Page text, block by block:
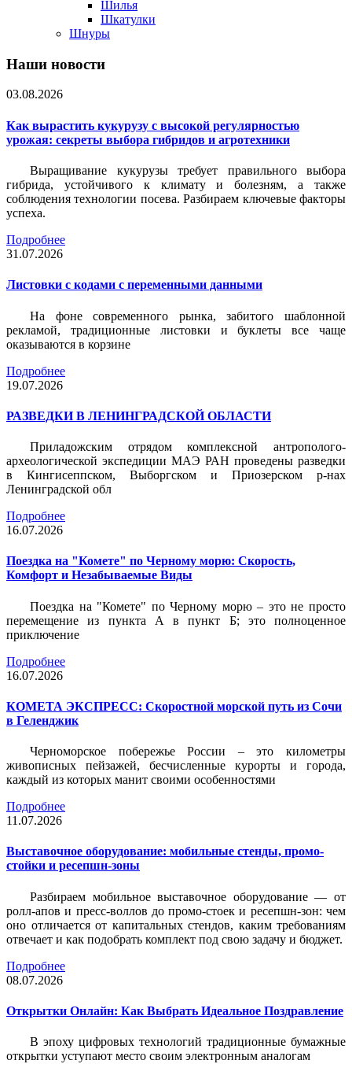
Шилья
Шкатулки
Шнуры
Наши новости
03.08.2026
Как вырастить кукурузу с высокой регулярностью
урожая: секреты выбора гибридов и агротехники
Выращивание кукурузы требует правильного выбора
гибрида, устойчивого к климату и болезням, а также
соблюдения технологии посева. Разбираем ключевые факторы
успеха.
Подробнее
31.07.2026
Листовки c кодами с переменными данными
На фоне современного рынка, забитого шаблонной
рекламой, традиционные листовки и буклеты все чаще
оказываются в корзине
Подробнее
19.07.2026
РАЗВЕДКИ В ЛЕНИНГРАДСКОЙ ОБЛАСТИ
Приладожским отрядом комплексной антрополого-
археологической экспедиции МАЭ РАН проведены разведки
в Кингисеппском, Выборгском и Приозерском р-нах
Ленинградской обл
Подробнее
16.07.2026
Поездка на "Комете" по Черному морю: Скорость,
Комфорт и Незабываемые Виды
Поездка на "Комете" по Черному морю – это не просто
перемещение из пункта А в пункт Б; это полноценное
приключение
Подробнее
16.07.2026
КОМЕТА ЭКСПРЕСС: Скоростной морской путь из Сочи
в Геленджик
Черноморское побережье России – это километры
живописных пейзажей, бесчисленные курорты и города,
каждый из которых манит своими особенностями
Подробнее
11.07.2026
Выставочное оборудование: мобильные стенды, промо-
стойки и ресепшн-зоны
Разбираем мобильное выставочное оборудование — от
ролл-апов и пресс-воллов до промо-стоек и ресепшн-зон: чем
оно отличается от капитальных стендов, каким требованиям
отвечает и как подобрать комплект под свою задачу и бюджет.
Подробнее
08.07.2026
Открытки Онлайн: Как Выбрать Идеальное Поздравление
В эпоху цифровых технологий традиционные бумажные
открытки уступают место своим электронным аналогам